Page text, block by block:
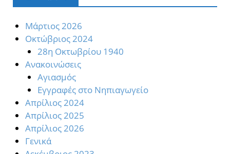
Mάρτιος 2026
Oκτώβριος 2024
28η Οκτωβρίου 1940
Ανακοινώσεις
Αγιασμός
Εγγραφές στο Νηπιαγωγείο
Απρίλιος 2024
Απρίλιος 2025
Απρίλιος 2026
Γενικά